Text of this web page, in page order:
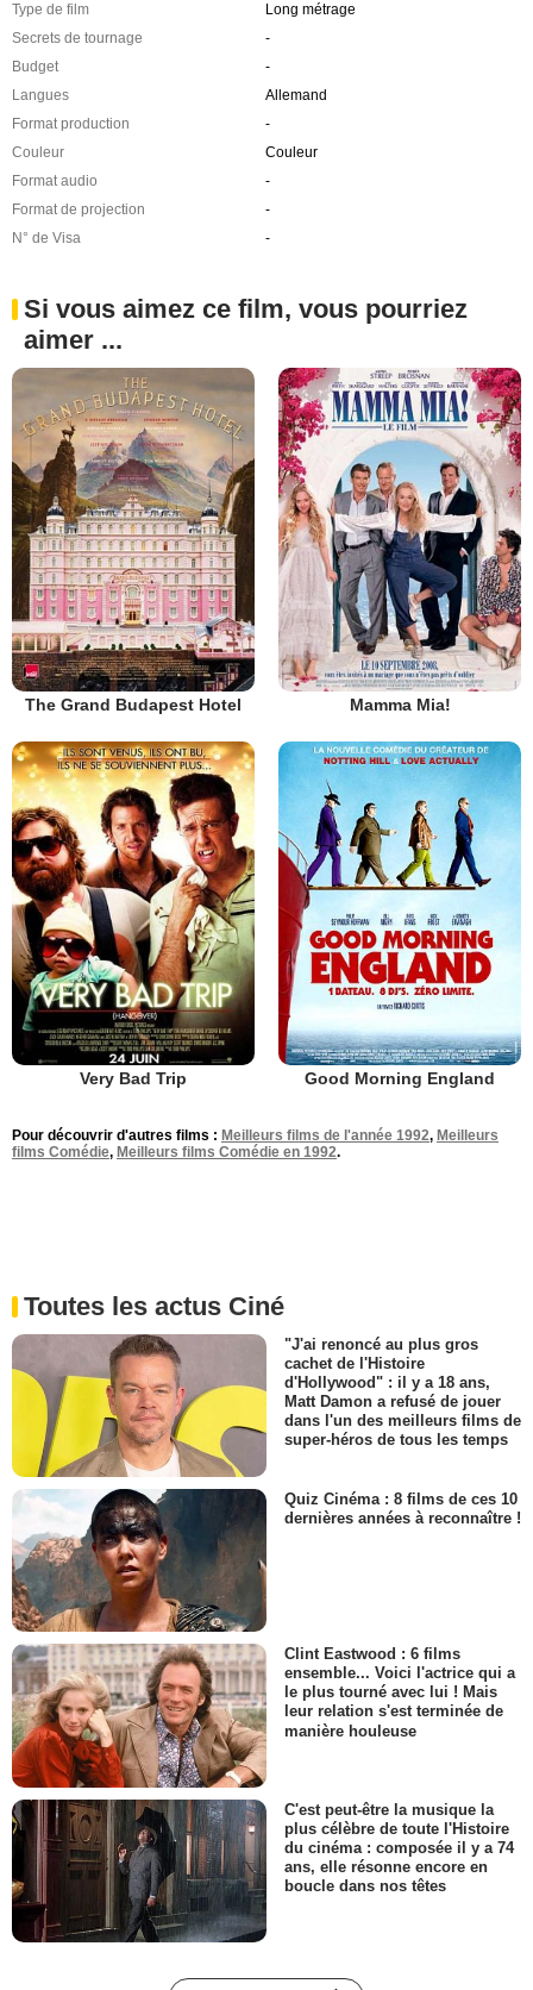
Type de film
Long métrage
Secrets de tournage
-
Budget
-
Langues
Allemand
Format production
-
Couleur
Couleur
Format audio
-
Format de projection
-
N° de Visa
-
Si vous aimez ce film, vous pourriez
aimer ...
The Grand Budapest Hotel Mamma Mia!
Very Bad Trip Good Morning England
Pour découvrir d'autres films : Meilleurs films de l'année 1992, Meilleurs
films Comédie, Meilleurs films Comédie en 1992.
Toutes les actus Ciné
"J'ai renoncé au plus gros
cachet de l'Histoire
d'Hollywood" : il y a 18 ans,
Matt Damon a refusé de jouer
dans l'un des meilleurs films de
super-héros de tous les temps
Quiz Cinéma : 8 films de ces 10
dernières années à reconnaître !
Clint Eastwood : 6 films
ensemble... Voici l'actrice qui a
le plus tourné avec lui ! Mais
leur relation s'est terminée de
manière houleuse
C'est peut-être la musique la
plus célèbre de toute l'Histoire
du cinéma : composée il y a 74
ans, elle résonne encore en
boucle dans nos têtes